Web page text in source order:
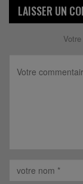
LAISSER UN